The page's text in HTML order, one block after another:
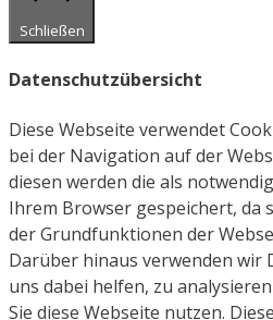
Schließen
Datenschutzübersicht
Diese Webseite verwendet
bei der Navigation auf der
diesen werden die als
Ihrem Browser gespeichert, da
der Grundfunktionen der
Darüber hinaus verwenden wir
uns dabei helfen, zu
Sie diese Webseite nutzen.